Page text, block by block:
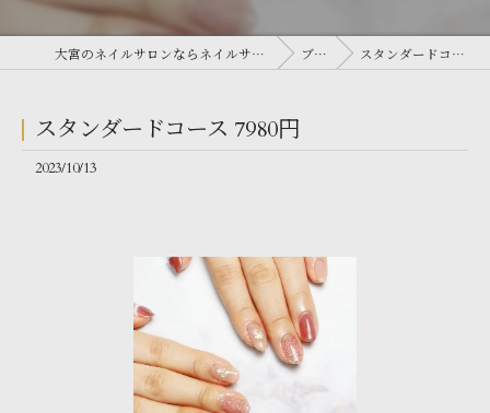
大宮のネイルサロンならネイルサロン Antellijan 大宮 ブログ スタンダードコース 7980円
スタンダードコース 7980円
2023/10/13